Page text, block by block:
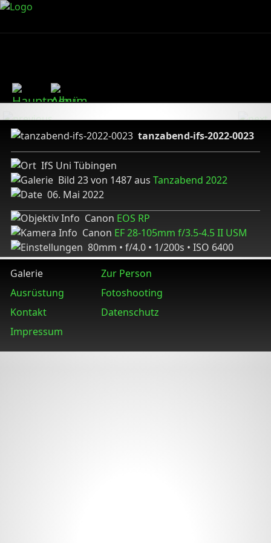
tanzabend-ifs-2022-0023
IfS Uni Tübingen
Bild 23 von 1487 aus Tanzabend 2022
06. Mai 2022
Canon EOS RP
Canon EF 28-105mm f/3.5-4.5 II USM
80mm • f/4.0 • 1/200s • ISO 6400
Galerie
Zur Person
Ausrüstung
Fotoshooting
Kontakt
Datenschutz
Impressum